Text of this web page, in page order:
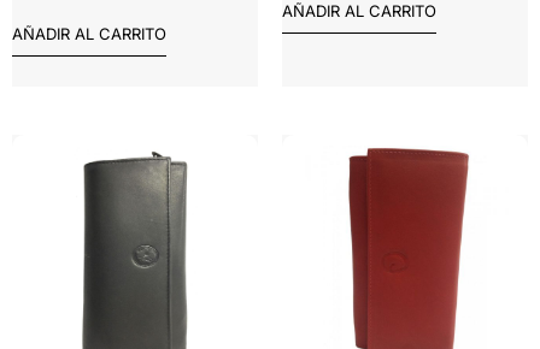
AÑADIR AL CARRITO
AÑADIR AL CARRITO